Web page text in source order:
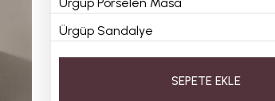
Ürgüp Sandalye
SEPETE EKLE